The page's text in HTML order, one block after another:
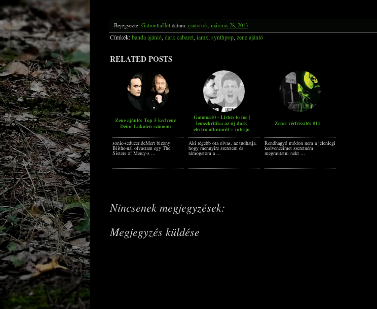
Bejegyezte: GabriellaHel dátum: csütörtök, március 28, 2013
Címkék:banda ajánló,dark cabaret,iamx,synthpop,zene ajánló
RELATED POSTS
Zene ajánló: Top 5 kedvenc
Deine Lakaien számom
sonic-seducer.deMert bizony
Blithe-nál olvastam egy The
Sisters of Mercy-s ...
Gamma10 - Listen to me |
lemezkritika az új dark
electro albumról + interjú
Aki régebb óta olvas, az tudhatja,
hogy mennyire szeretem és
támogatom a ...
Zenei vérfrissítés #11
Rendhagyó módon nem a jelenlegi
kedvenceimet szeretném
megmutatni nekt ...
Nincsenek megjegyzések:
Megjegyzés küldése